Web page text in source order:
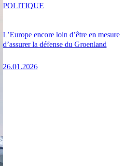
L’Europe encore loin d’être en mesure
d’assurer la défense du Groenland
26.01.2026
POLITIQUE